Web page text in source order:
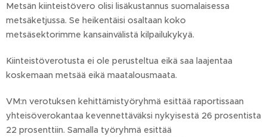
Metsän kiinteistövero olisi lisäkustannus suomalaisessa
metsäketjussa. Se heikentäisi osaltaan koko
metsäsektorimme kansainvälistä kilpailukykyä.
Kiinteistöverotusta ei ole perusteltua eikä saa laajentaa
koskemaan metsää eikä maatalousmaata.
VM:n verotuksen kehittämistyöryhmä esittää raportissaan
yhteisöverokantaa kevennettäväksi nykyisestä 26 prosentista
22 prosenttiin. Samalla työryhmä esittää